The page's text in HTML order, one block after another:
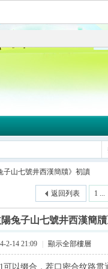
子山七號井西漢簡牘》初讀
1 ...
返回列表
陽兔子山七號井西漢簡
2-14 21:09 顯示全部樓層
以缀合，茬口密合纹路贯